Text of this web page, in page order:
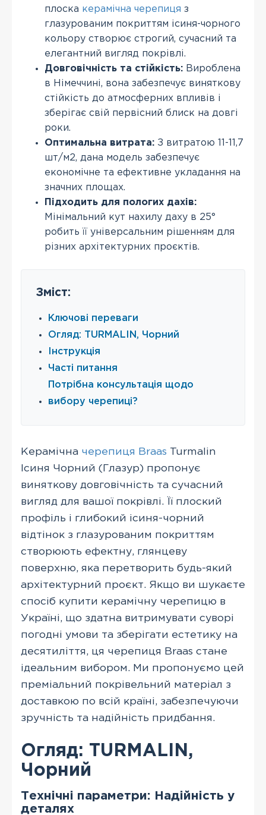
плоска керамічна черепиця з
глазурованим покриттям ісиня-чорного
кольору створює строгий, сучасний та
елегантний вигляд покрівлі.
Довговічність та стійкість: Вироблена
в Німеччині, вона забезпечує виняткову
стійкість до атмосферних впливів і
зберігає свій первісний блиск на довгі
роки.
Оптимальна витрата: З витратою 11-11,7
шт/м2, дана модель забезпечує
економічне та ефективне укладання на
значних площах.
Підходить для пологих дахів:
Мінімальний кут нахилу даху в 25°
робить її універсальним рішенням для
різних архітектурних проєктів.
Зміст:
Ключові переваги
Огляд: TURMALIN, Чорний
Інструкція
Часті питання
Потрібна консультація щодо
вибору черепиці?
Керамічна черепиця Braas Turmalin
Ісиня Чорний (Глазур) пропонує
виняткову довговічність та сучасний
вигляд для вашої покрівлі. Її плоский
профіль і глибокий ісиня-чорний
відтінок з глазурованим покриттям
створюють ефектну, глянцеву
поверхню, яка перетворить будь-який
архітектурний проєкт. Якщо ви шукаєте
спосіб купити керамічну черепицю в
Україні, що здатна витримувати суворі
погодні умови та зберігати естетику на
десятиліття, ця черепиця Braas стане
ідеальним вибором. Ми пропонуємо цей
преміальний покрівельний матеріал з
доставкою по всій країні, забезпечуючи
зручність та надійність придбання.
Огляд: TURMALIN,
Чорний
Технічні параметри: Надійність у
деталях